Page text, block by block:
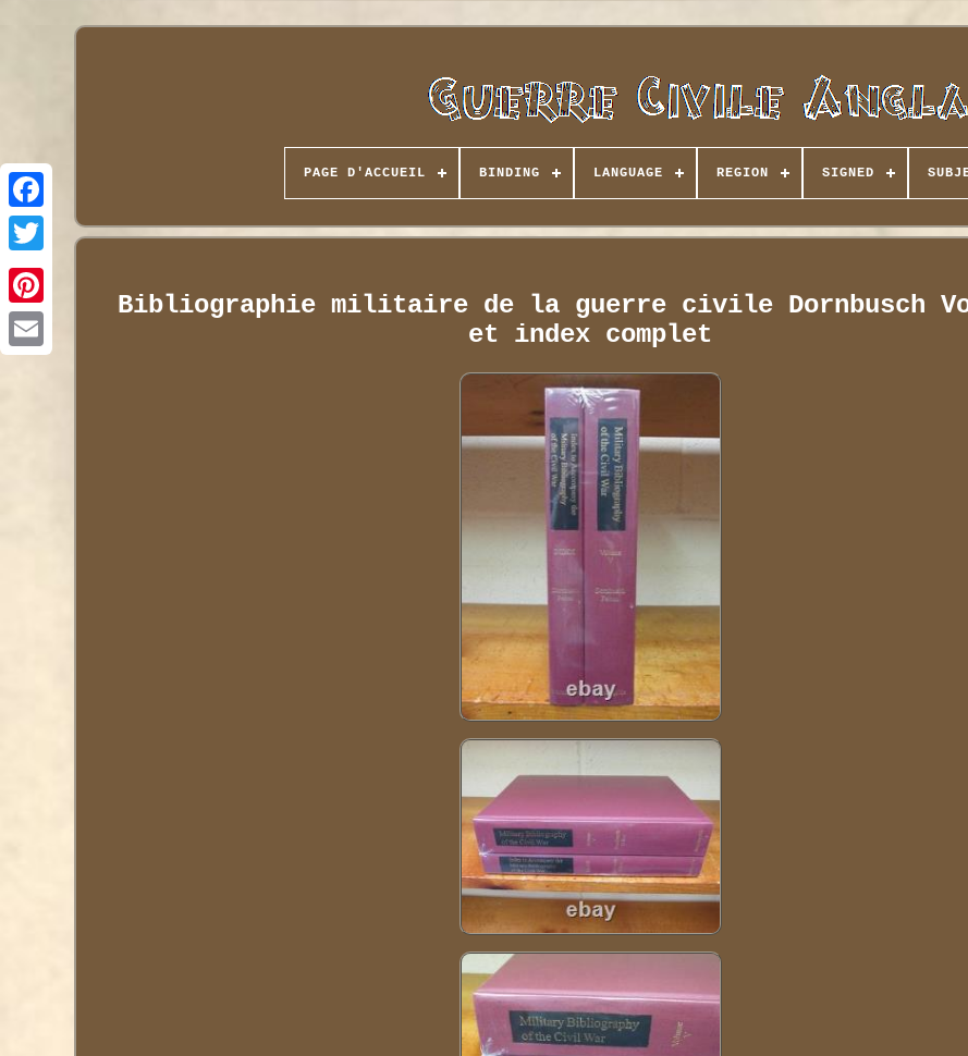
PAGE D'ACCUEIL BINDING LANGUAGE REGION SIGNED
Bibliographie militaire de la guerre civile Dornbusch
et index complet